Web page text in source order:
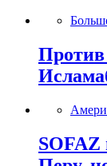
Против
SOFAZ